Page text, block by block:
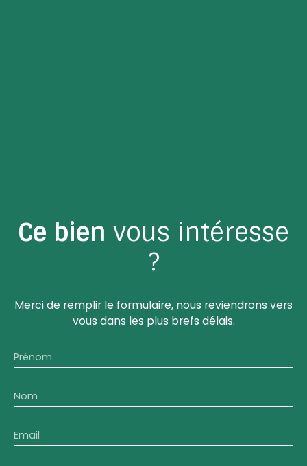
Ce bien vous intéresse
?
Merci de remplir le formulaire, nous reviendrons vers
vous dans les plus brefs délais.
Prénom
Nom
Email